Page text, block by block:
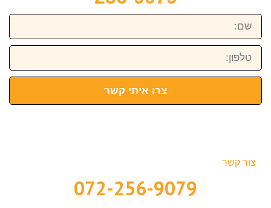
שם:
טלפון:
צרו איתי קשר
צור קשר
072-256-9079